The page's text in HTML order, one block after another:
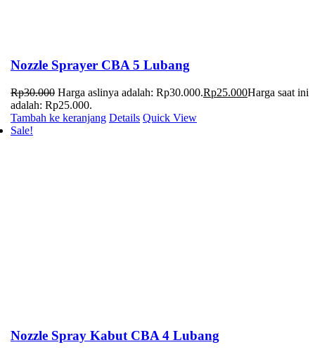
Nozzle Sprayer CBA 5 Lubang
Rp30.000 Harga aslinya adalah: Rp30.000.Rp25.000Harga saat ini
adalah: Rp25.000.
Tambah ke keranjang Details Quick View
Sale!
Nozzle Spray Kabut CBA 4 Lubang